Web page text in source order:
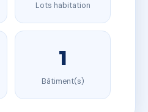
Lots habitation
1
Bâtiment(s)